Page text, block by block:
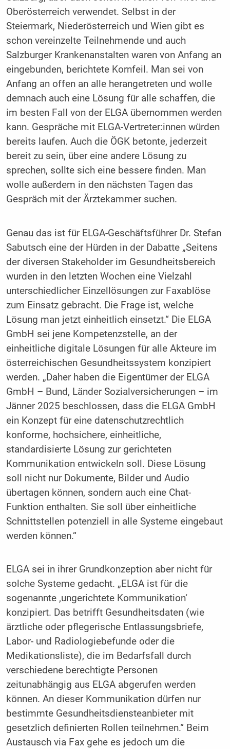
Oberösterreich verwendet. Selbst in der
Steiermark, Niederösterreich und Wien gibt es
schon vereinzelte Teilnehmende und auch
Salzburger Krankenanstalten waren von Anfang an
eingebunden, berichtete Kornfeil. Man sei von
Anfang an offen an alle herangetreten und wolle
demnach auch eine Lösung für alle schaffen, die
im besten Fall von der ELGA übernommen werden
kann. Gespräche mit ELGA-Vertreter:innen würden
bereits laufen. Auch die ÖGK betonte, jederzeit
bereit zu sein, über eine andere Lösung zu
sprechen, sollte sich eine bessere finden. Man
wolle außerdem in den nächsten Tagen das
Gespräch mit der Ärztekammer suchen.
Genau das ist für ELGA-Geschäftsführer Dr. Stefan
Sabutsch eine der Hürden in der Dabatte „Seitens
der diversen Stakeholder im Gesundheitsbereich
wurden in den letzten Wochen eine Vielzahl
unterschiedlicher Einzellösungen zur Faxablöse
zum Einsatz gebracht. Die Frage ist, welche
Lösung man jetzt einheitlich einsetzt.“ Die ELGA
GmbH sei jene Kompetenzstelle, an der
einheitliche digitale Lösungen für alle Akteure im
österreichischen Gesundheitssystem konzipiert
werden. „Daher haben die Eigentümer der ELGA
GmbH – Bund, Länder Sozialversicherungen – im
Jänner 2025 beschlossen, dass die ELGA GmbH
ein Konzept für eine datenschutzrechtlich
konforme, hochsichere, einheitliche,
standardisierte Lösung zur gerichteten
Kommunikation entwickeln soll. Diese Lösung
soll nicht nur Dokumente, Bilder und Audio
übertagen können, sondern auch eine Chat-
Funktion enthalten. Sie soll über einheitliche
Schnittstellen potenziell in alle Systeme eingebaut
werden können.“
ELGA sei in ihrer Grundkonzeption aber nicht für
solche Systeme gedacht. „ELGA ist für die
sogenannte ‚ungerichtete Kommunikation‘
konzipiert. Das betrifft Gesundheitsdaten (wie
ärztliche oder pflegerische Entlassungsbriefe,
Labor- und Radiologiebefunde oder die
Medikationsliste), die im Bedarfsfall durch
verschiedene berechtigte Personen
zeitunabhängig aus ELGA abgerufen werden
können. An dieser Kommunikation dürfen nur
bestimmte Gesundheitsdiensteanbieter mit
gesetzlich definierten Rollen teilnehmen.“ Beim
Austausch via Fax gehe es jedoch um die